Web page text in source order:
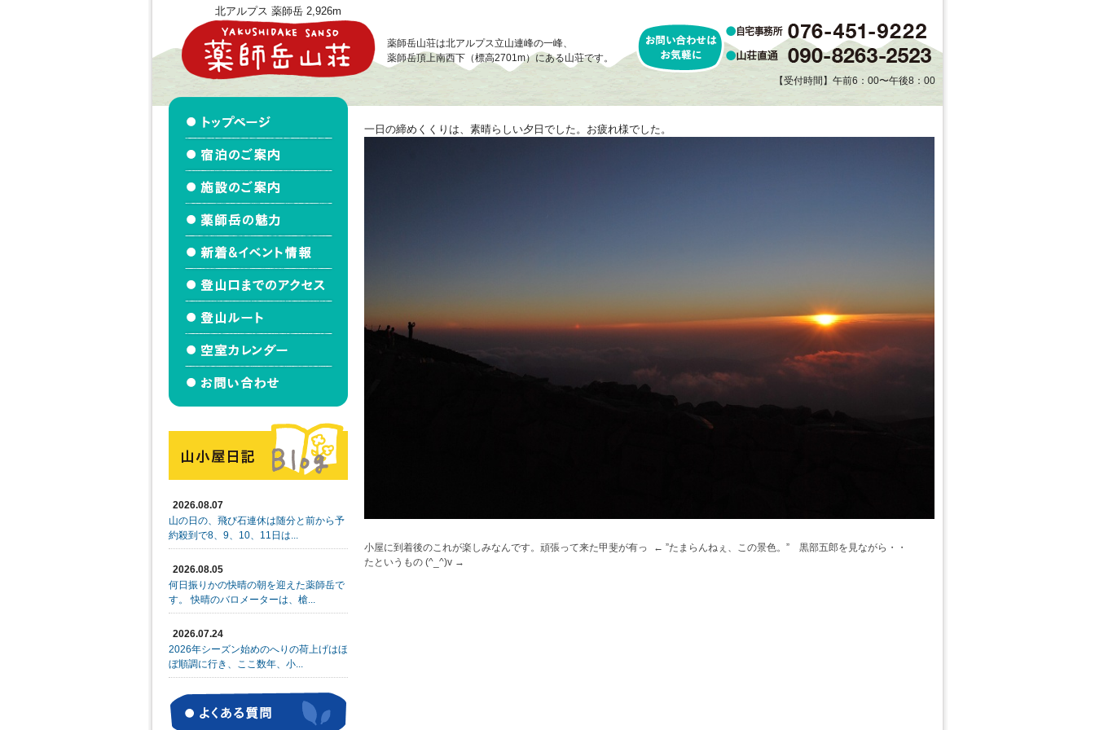
北アルプス 薬師岳 2,926m
薬師岳山荘は北アルプス立山連峰の一峰、
薬師岳頂上南西下（標高2701m）にある山荘です。
【受付時間】午前6：00〜午後8：00
一日の締めくくりは、素晴らしい夕日でした。お疲れ様でした。
”たまらんねぇ、この景色。” 黒部五郎を見ながら・・
小屋に到着後のこれが楽しみなんです。頑張って来た甲斐が有っ
たというもの (^_^)v
2026.08.07
山の日の、飛び石連休は随分と前から予
約殺到で8、9、10、11日は...
2026.08.05
何日振りかの快晴の朝を迎えた薬師岳で
す。 快晴のバロメーターは、槍...
2026.07.24
2026年シーズン始めのへりの荷上げはほ
ぼ順調に行き、ここ数年、小...